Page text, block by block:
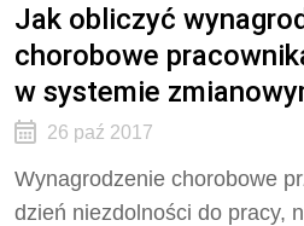
Jak obliczyć
chorobowe
w systemie
26 paź 2017
Wynagrodzenie chorobowe
dzień niezdolności do pracy,